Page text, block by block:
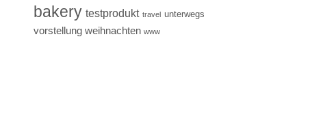
bakery testprodukt travel unterwegs
vorstellung weihnachten www